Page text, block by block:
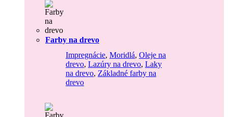
Farby na drevo
Impregnácie, Moridlá, Oleje na
drevo, Lazúry na drevo, Laky
na drevo, Základné farby na
drevo